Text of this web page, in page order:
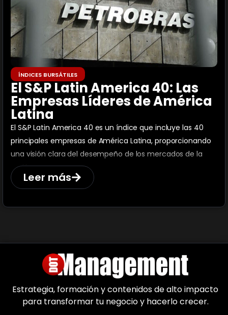
ÍNDICES BURSÁTILES
El S&P Latin America 40: Las
Empresas Líderes de América
Latina
El S&P Latin America 40 es un índice que incluye las 40
principales empresas de América Latina, proporcionando
una visión clara del desempeño de los mercados de la
región.
Leer más
Estrategia, formación y contenidos de alto impacto
para transformar tu negocio y hacerlo crecer.